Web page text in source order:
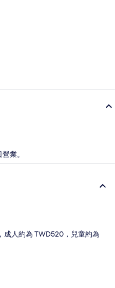
業。
成人約為 TWD520，兒童約為